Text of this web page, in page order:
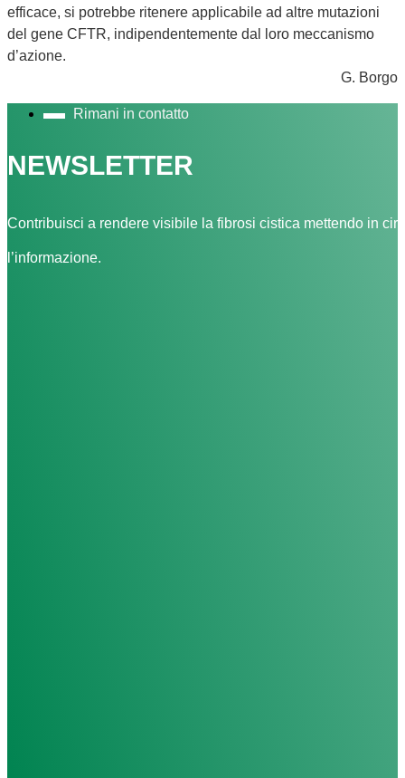
efficace, si potrebbe ritenere applicabile ad altre mutazioni
del gene CFTR, indipendentemente dal loro meccanismo
d’azione.
G. Borgo
Rimani in contatto
NEWSLETTER
Contribuisci a rendere visibile la fibrosi cistica mettendo in
l’informazione.